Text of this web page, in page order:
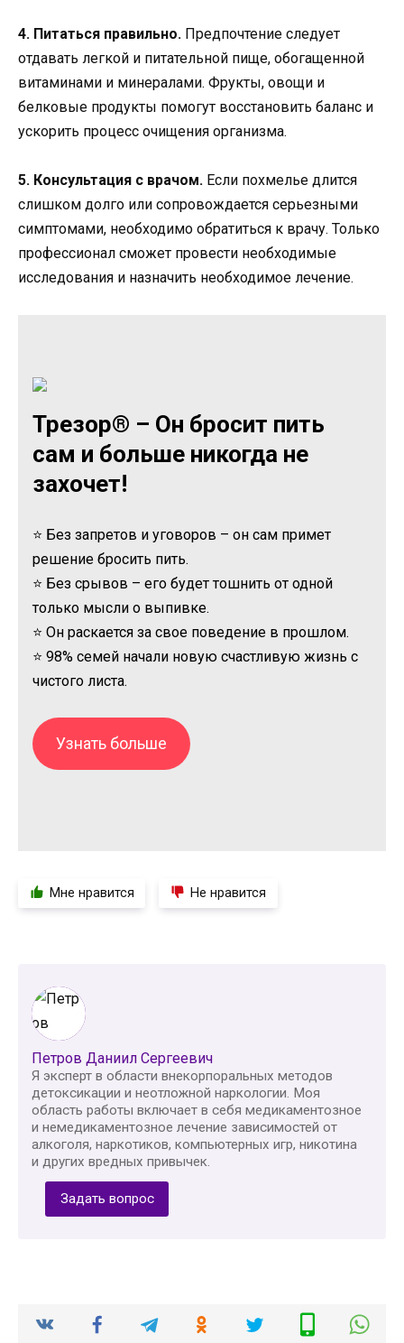
4. Питаться правильно. Предпочтение следует
отдавать легкой и питательной пище, обогащенной
витаминами и минералами. Фрукты, овощи и
белковые продукты помогут восстановить баланс и
ускорить процесс очищения организма.
5. Консультация с врачом. Если похмелье длится
слишком долго или сопровождается серьезными
симптомами, необходимо обратиться к врачу. Только
профессионал сможет провести необходимые
исследования и назначить необходимое лечение.
Трезор® – Он бросит пить
сам и больше никогда не
захочет!
⭐ Без запретов и уговоров – он сам примет
решение бросить пить.
⭐ Без срывов – его будет тошнить от одной
только мысли о выпивке.
⭐ Он раскается за свое поведение в прошлом.
⭐ 98% семей начали новую счастливую жизнь с
чистого листа.
Узнать больше
Мне нравится Не нравится
Петров Даниил Сергеевич
Я эксперт в области внекорпоральных методов
детоксикации и неотложной наркологии. Моя
область работы включает в себя медикаментозное
и немедикаментозное лечение зависимостей от
алкоголя, наркотиков, компьютерных игр, никотина
и других вредных привычек.
Задать вопрос